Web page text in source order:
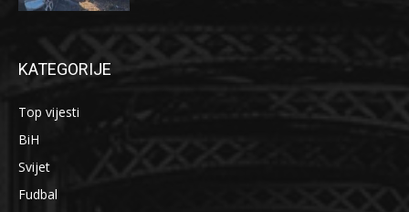
KATEGORIJE
Top vijesti
BiH
Svijet
Fudbal